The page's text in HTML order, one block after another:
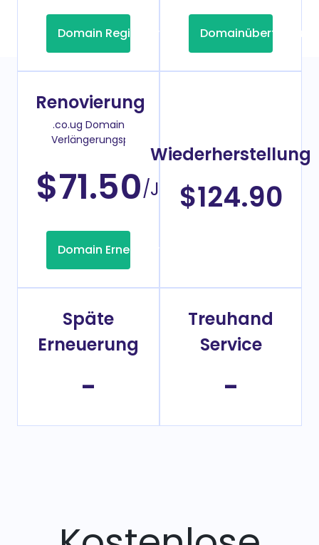
Domain Registrierung Domainübertragung
Renovierung
.co.ug Domain
Verlängerungspreis
$71.50/Jahr
Domain Erneuerung
Wiederherstellung
$124.90
Späte
Erneuerung
-
Treuhand
Service
-